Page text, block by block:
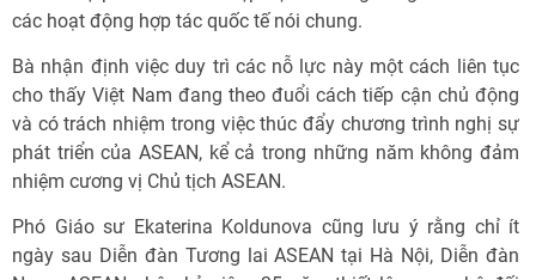
các hoạt động hợp tác quốc tế nói chung.
Bà nhận định việc duy trì các nỗ lực này một cách liên tục
cho thấy Việt Nam đang theo đuổi cách tiếp cận chủ động
và có trách nhiệm trong việc thúc đẩy chương trình nghị sự
phát triển của ASEAN, kể cả trong những năm không đảm
nhiệm cương vị Chủ tịch ASEAN.
Phó Giáo sư Ekaterina Koldunova cũng lưu ý rằng chỉ ít
ngày sau Diễn đàn Tương lai ASEAN tại Hà Nội, Diễn đàn